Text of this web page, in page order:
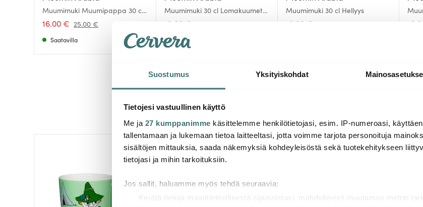
Suostumus Yksityiskohdat
Tietojesi vastuullinen käyttö
Me ja 27 kumppanimme käsittelemme henkilötietojasi, esim. IP-numeroasi,
tallentamaan ja lukemaan tietoa laitteeltasi, jotta voimme tarjota personoituja
sisältöjen mittauksia, saada näkemyksiä kohdeyleisöstä sekä tuotekehitykseen
tietojasi ja mihin tarkoituksiin.
Jos sallit, haluamme myös tehdä seuraavia:
Kerätä tietoja maantieteellisestä sijainnistasi, mahdollisesti muutaman metrin
Muumimuki Muumipappa 30 cl
Harmaa
16.00 € 25.00 €
Saatavilla
Muumimuki 30 cl Lomakuumetta
Kesä 2026
19.00 €
Saatavilla
Muumimuki 30 cl Hellyys
16.00 €
-36% -36% -36%